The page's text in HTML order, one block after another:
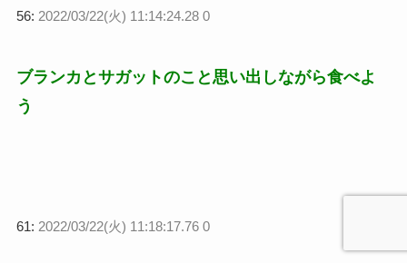
56: 2022/03/22(火) 11:14:24.28 0
ブランカとサガットのこと思い出しながら食べよ
う
61: 2022/03/22(火) 11:18:17.76 0